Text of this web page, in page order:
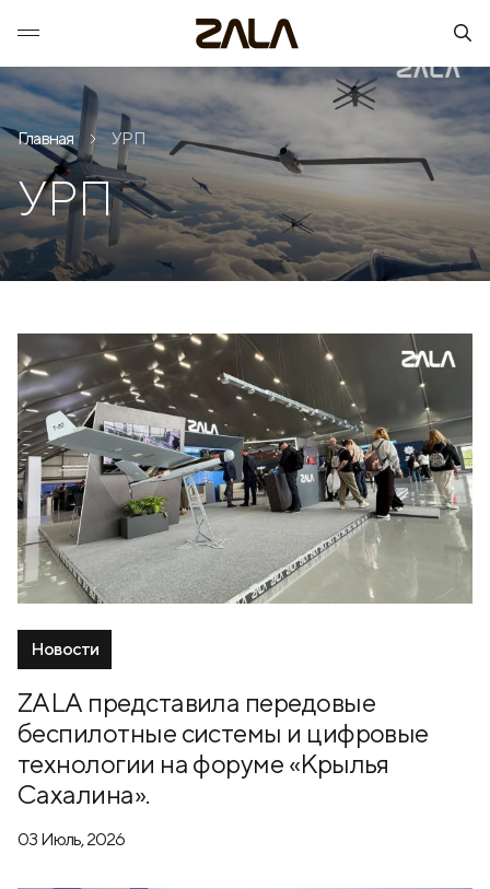
Главная УРП
УРП
Новости
ZALA представила передовые
беспилотные системы и цифровые
технологии на форуме «Крылья
Сахалина».
03 Июль, 2026